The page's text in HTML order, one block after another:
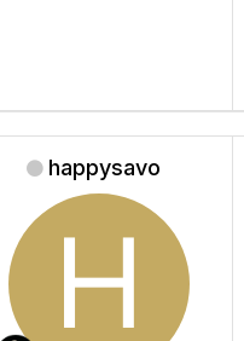
happysavo